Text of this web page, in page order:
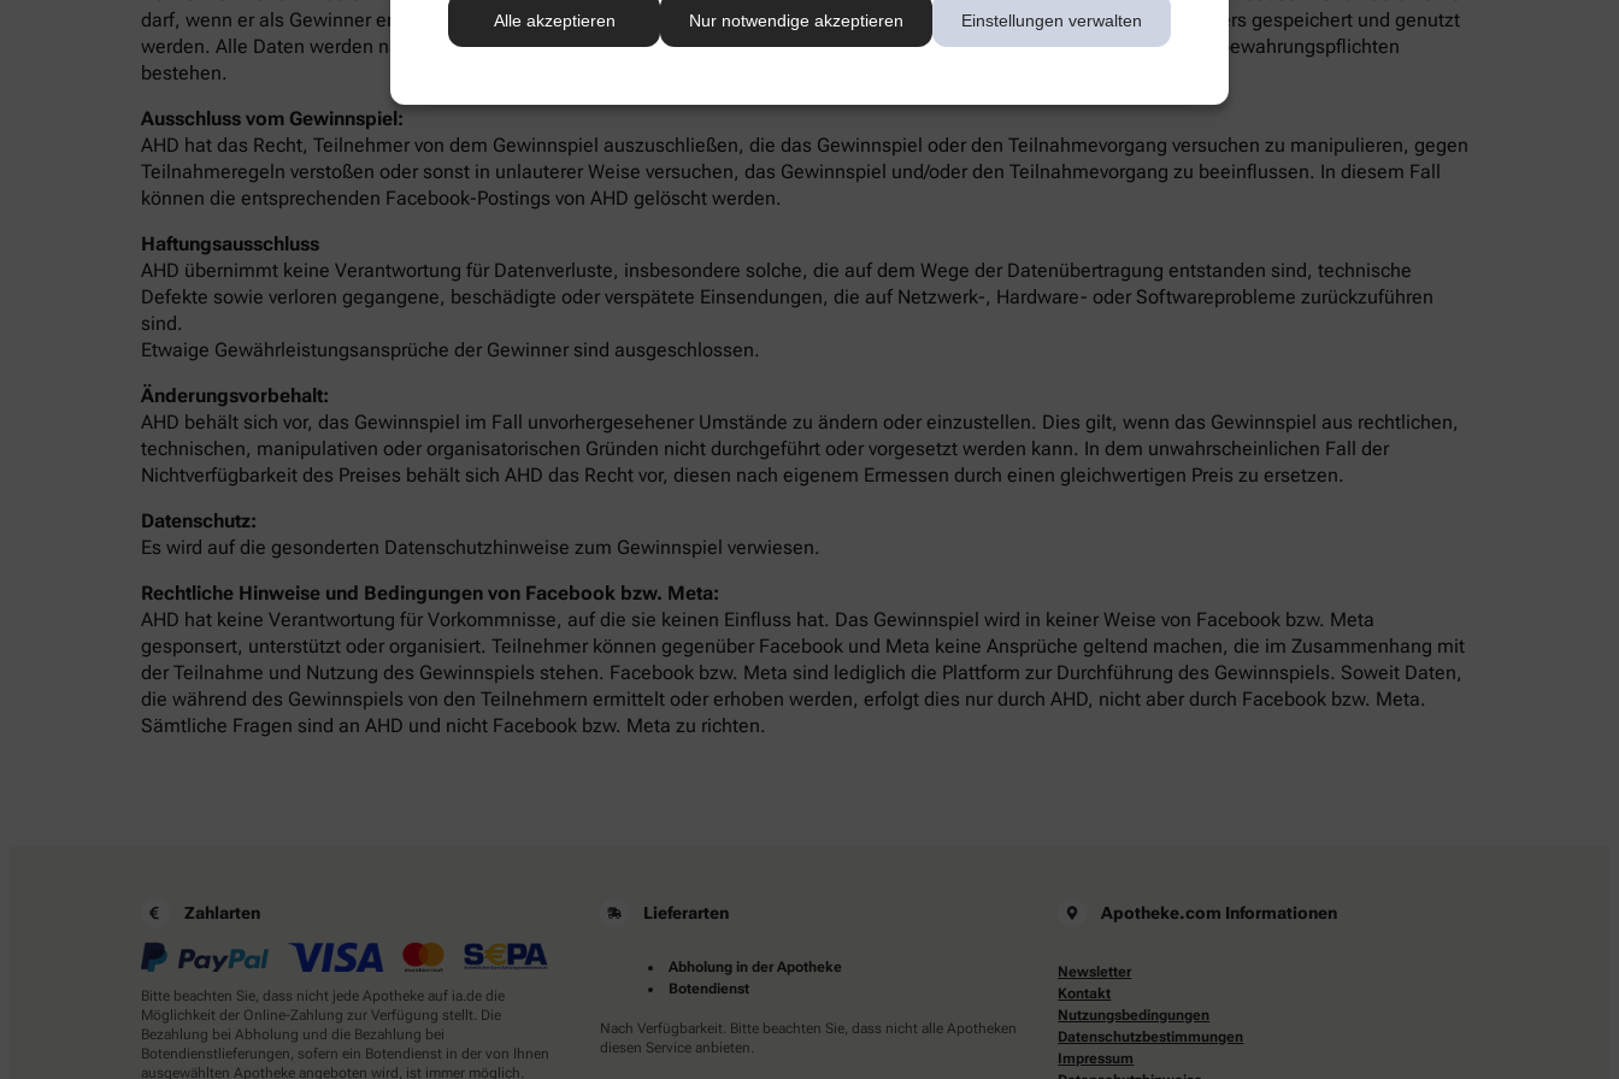
Alle akzeptieren Nur notwendige akzeptieren Einstellungen verwalten
darf, wenn er als Gewinner ermittelt wurde. In diesem Fall und zur Zustellung des Gewinns, darf auch die Adresse des Gewinners gespeichert und genutzt
werden. Alle Daten werden nach Ende des Gewinnspiels gelöscht, sofern nicht steuerrechtliche oder sonstige gesetzliche Aufbewahrungspflichten
bestehen.
Ausschluss vom Gewinnspiel:
AHD hat das Recht, Teilnehmer von dem Gewinnspiel auszuschließen, die das Gewinnspiel oder den Teilnahmevorgang versuchen zu manipulieren, gegen
Teilnahmeregeln verstoßen oder sonst in unlauterer Weise versuchen, das Gewinnspiel und/oder den Teilnahmevorgang zu beeinflussen. In diesem Fall
können die entsprechenden Facebook-Postings von AHD gelöscht werden.
Haftungsausschluss
AHD übernimmt keine Verantwortung für Datenverluste, insbesondere solche, die auf dem Wege der Datenübertragung entstanden sind, technische
Defekte sowie verloren gegangene, beschädigte oder verspätete Einsendungen, die auf Netzwerk-, Hardware- oder Softwareprobleme zurückzuführen
sind.
Etwaige Gewährleistungsansprüche der Gewinner sind ausgeschlossen.
Änderungsvorbehalt:
AHD behält sich vor, das Gewinnspiel im Fall unvorhergesehener Umstände zu ändern oder einzustellen. Dies gilt, wenn das Gewinnspiel aus rechtlichen,
technischen, manipulativen oder organisatorischen Gründen nicht durchgeführt oder vorgesetzt werden kann. In dem unwahrscheinlichen Fall der
Nichtverfügbarkeit des Preises behält sich AHD das Recht vor, diesen nach eigenem Ermessen durch einen gleichwertigen Preis zu ersetzen.
Datenschutz:
Es wird auf die gesonderten Datenschutzhinweise zum Gewinnspiel verwiesen.
Rechtliche Hinweise und Bedingungen von Facebook bzw. Meta:
AHD hat keine Verantwortung für Vorkommnisse, auf die sie keinen Einfluss hat. Das Gewinnspiel wird in keiner Weise von Facebook bzw. Meta
gesponsert, unterstützt oder organisiert. Teilnehmer können gegenüber Facebook und Meta keine Ansprüche geltend machen, die im Zusammenhang mit
der Teilnahme und Nutzung des Gewinnspiels stehen. Facebook bzw. Meta sind lediglich die Plattform zur Durchführung des Gewinnspiels. Soweit Daten,
die während des Gewinnspiels von den Teilnehmern ermittelt oder erhoben werden, erfolgt dies nur durch AHD, nicht aber durch Facebook bzw. Meta.
Sämtliche Fragen sind an AHD und nicht Facebook bzw. Meta zu richten.
Zahlarten
Bitte beachten Sie, dass nicht jede Apotheke auf ia.de die
Möglichkeit der Online-Zahlung zur Verfügung stellt. Die
Bezahlung bei Abholung und die Bezahlung bei
Botendienstlieferungen, sofern ein Botendienst in der von Ihnen
ausgewählten Apotheke angeboten wird, ist immer möglich.
Lieferarten
Abholung in der Apotheke
Botendienst
Nach Verfügbarkeit. Bitte beachten Sie, dass nicht alle Apotheken
diesen Service anbieten.
Apotheke.com Informationen
Newsletter
Kontakt
Nutzungsbedingungen
Datenschutzbestimmungen
Impressum